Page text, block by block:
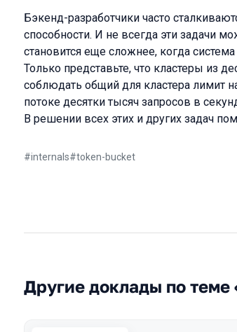
Бэкенд-разработчики часто
способности. И не всегда эти задачи
становится еще сложнее, когда
Только представьте, что кластеры из
соблюдать общий для кластера лимит
потоке десятки тысяч запросов в
В решении всех этих и других задач
#internals#token-bucket
Другие доклады по теме